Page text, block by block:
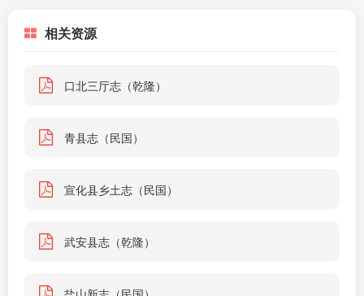
相关资源
口北三厅志（乾隆）
青县志（民国）
宣化县乡土志（民国）
武安县志（乾隆）